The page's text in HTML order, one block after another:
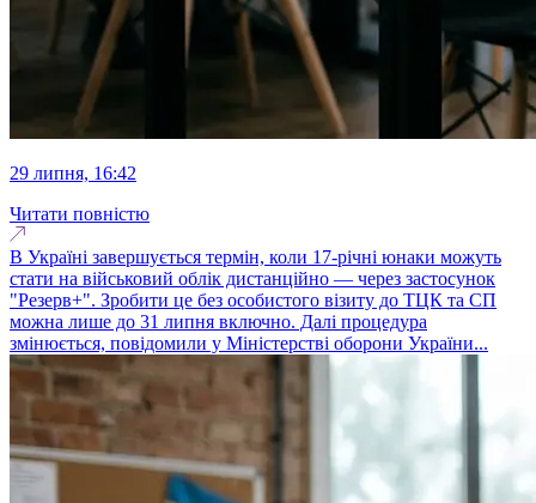
29 липня, 16:42
Читати повністю
В Україні завершується термін, коли 17-річні юнаки можуть
стати на військовий облік дистанційно — через застосунок
"Резерв+". Зробити це без особистого візиту до ТЦК та СП
можна лише до 31 липня включно. Далі процедура
змінюється, повідомили у Міністерстві оборони України...